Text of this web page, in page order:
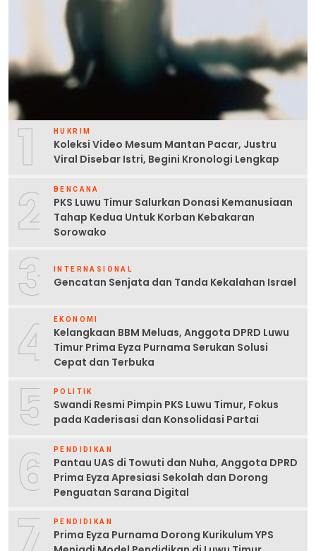
1 HUKRIM
Koleksi Video Mesum Mantan Pacar, Justru
Viral Disebar Istri, Begini Kronologi Lengkap
2 BENCANA
PKS Luwu Timur Salurkan Donasi Kemanusiaan
Tahap Kedua Untuk Korban Kebakaran
Sorowako
3 INTERNASIONAL
Gencatan Senjata dan Tanda Kekalahan Israel
4 EKONOMI
Kelangkaan BBM Meluas, Anggota DPRD Luwu
Timur Prima Eyza Purnama Serukan Solusi
Cepat dan Terbuka
5 POLITIK
Swandi Resmi Pimpin PKS Luwu Timur, Fokus
pada Kaderisasi dan Konsolidasi Partai
6 PENDIDIKAN
Pantau UAS di Towuti dan Nuha, Anggota DPRD
Prima Eyza Apresiasi Sekolah dan Dorong
Penguatan Sarana Digital
PENDIDIKAN
Prima Eyza Purnama Dorong Kurikulum YPS